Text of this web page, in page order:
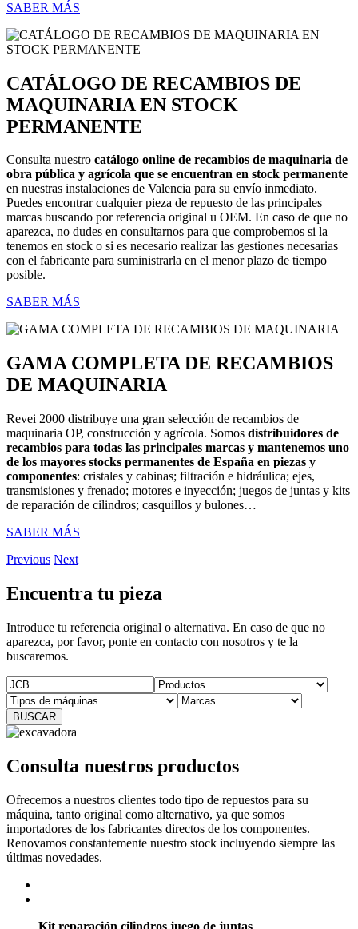
SABER MÁS
CATÁLOGO DE RECAMBIOS DE
MAQUINARIA EN STOCK
PERMANENTE
Consulta nuestro catálogo online de recambios de maquinaria de
obra pública y agrícola que se encuentran en stock permanente
en nuestras instalaciones de Valencia para su envío inmediato.
Puedes encontrar cualquier pieza de repuesto de las principales
marcas buscando por referencia original u OEM. En caso de que no
aparezca, no dudes en consultarnos para que comprobemos si la
tenemos en stock o si es necesario realizar las gestiones necesarias
con el fabricante para suministrarla en el menor plazo de tiempo
posible.
SABER MÁS
GAMA COMPLETA DE RECAMBIOS
DE MAQUINARIA
Revei 2000 distribuye una gran selección de recambios de
maquinaria OP, construcción y agrícola. Somos distribuidores de
recambios para todas las principales marcas y mantenemos uno
de los mayores stocks permanentes de España en piezas y
componentes: cristales y cabinas; filtración e hidráulica; ejes,
transmisiones y frenado; motores e inyección; juegos de juntas y kits
de reparación de cilindros; casquillos y bulones…
SABER MÁS
Previous Next
Encuentra tu pieza
Introduce tu referencia original o alternativa. En caso de que no
aparezca, por favor, ponte en contacto con nosotros y te la
buscaremos.
Consulta nuestros productos
Ofrecemos a nuestros clientes todo tipo de repuestos para su
máquina, tanto original como alternativo, ya que somos
importadores de los fabricantes directos de los componentes.
Renovamos constantemente nuestro stock incluyendo siempre las
últimas novedades.
Kit reparación cilindros juego de juntas